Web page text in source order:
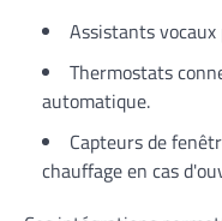
Assistants
Thermostats
automatique.
Capteurs de
chauffage en cas